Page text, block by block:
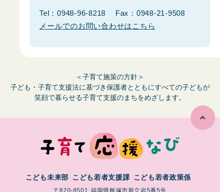
Tel：0948-96-8218
Fax：0948-21-9508
メールでのお問い合わせはこちら
＜子育て施策の方針＞
子ども・子育て支援法に基づき保護者とともにすべての子どもが
笑顔で暮らせる子育て支援のまちをめざします。
こども未来部 こども若者支援課 こども若者政策係
〒820-8501 福岡県飯塚市新立岩5番5号